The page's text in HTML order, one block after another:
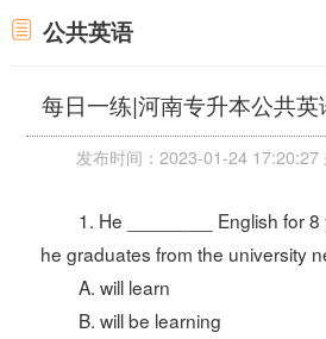
公共英语
每日一练|河南专升本公共
发布时间：2023-01-24 17:20:27
1. He ________ English for 8
he graduates from the university
A. will learn
B. will be learning